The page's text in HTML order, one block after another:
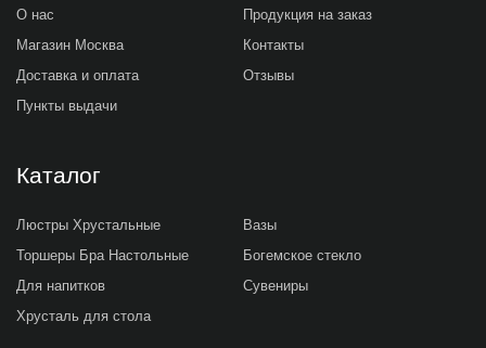
О нас
Магазин Москва
Доставка и оплата
Пункты выдачи
Продукция на заказ
Контакты
Отзывы
Каталог
Люстры Хрустальные
Торшеры Бра Настольные
Для напитков
Хрусталь для стола
Вазы
Богемское стекло
Сувениры